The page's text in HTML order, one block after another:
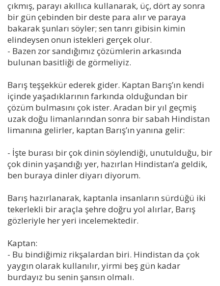
çıkmış, parayı akıllıca kullanarak, üç, dört ay sonra
bir gün çebinden bir deste para alır ve paraya
bakarak şunları söyler; sen tanrı gibisin kimin
elindeysen onun istekleri gerçek olur.
- Bazen zor sandığımız çözümlerin arkasında
bulunan basitliği de görmeliyiz.
Barış teşşekkür ederek gider. Kaptan Barış’ın kendi
içinde yaşadıklarının farkında olduğundan bir
çözüm bulmasını çok ister. Aradan bir yıl geçmiş
uzak doğu limanlarından sonra bir sabah Hindistan
limanına gelirler, kaptan Barış’ın yanına gelir:
- İşte burası bir çok dinin söylendiği, unutulduğu, bir
çok dinin yaşandığı yer, hazırlan Hindistan’a geldik,
ben buraya dinler diyarı diyorum.
Barış hazırlanarak, kaptanla insanların sürdüğü iki
tekerlekli bir araçla şehre doğru yol alırlar, Barış
gözleriyle her yeri incelemektedir.
Kaptan:
- Bu bindiğimiz rikşalardan biri. Hindistan da çok
yaygın olarak kullanılır, yirmi beş gün kadar
burdayız bu senin şansın olmalı.